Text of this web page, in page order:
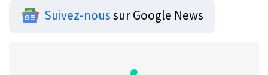
Suivez-noussur Google News